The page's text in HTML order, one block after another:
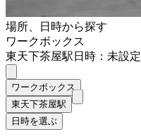
場所、日時から探す
ワークボックス
東天下茶屋駅日時：未設定
ワークボックス
東天下茶屋駅
日時を選ぶ